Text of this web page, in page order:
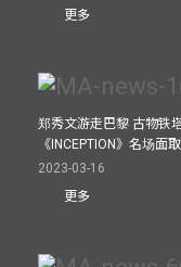
更多
郑秀文游走巴黎 古物铁
《INCEPTION》名场面
2023-03-16
更多